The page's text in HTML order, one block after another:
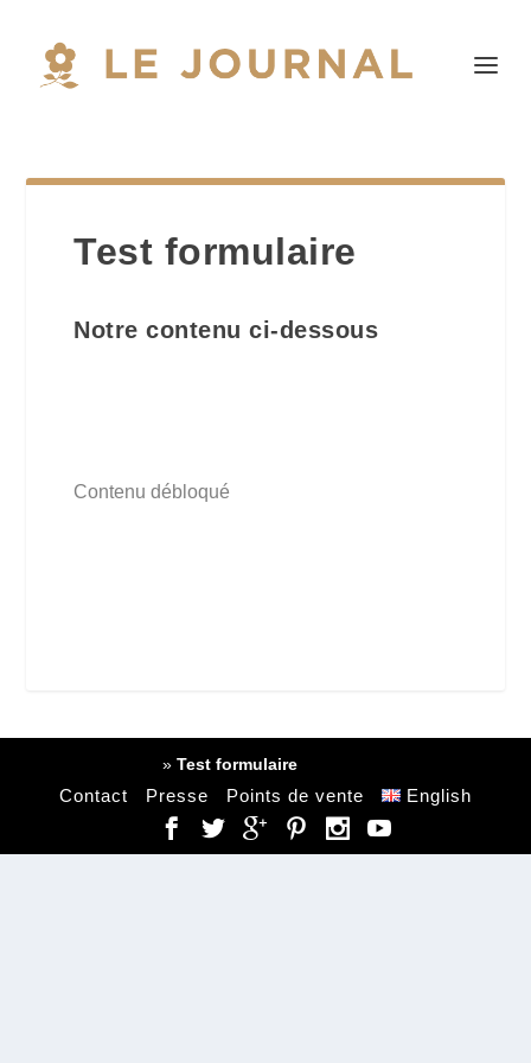
Test formulaire
Notre contenu ci-dessous
Contenu débloqué
»Test formulaire
Contact Presse Points de vente English